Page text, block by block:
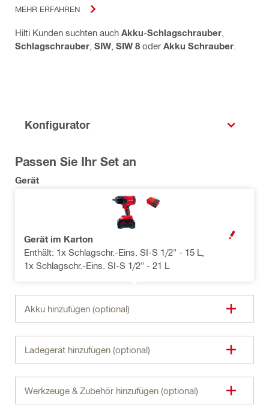
MEHR ERFAHREN
Hilti Kunden suchten auch Akku-Schlagschrauber
Schlagschrauber SIW SIW 8 oder Akku Schrauber
Konfigurator
Passen Sie Ihr Set an
Gerät
Gerät im Karton
Enthält: 1x Schlagschr.-Eins. SI-S 1/2" - 15 L,
1x Schlagschr.-Eins. SI-S 1/2" - 21 L
OPEN MODAL
Akku hinzufügen (optional)
Ladegerät hinzufügen (optional)
Werkzeuge & Zubehör hinzufügen (optional)